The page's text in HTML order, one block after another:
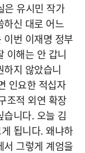
유시민 작가
하신 대로 어느
이번 이재명 정부
이해는 안 갑니
지 않았습니
인요한 적십자
조적 외연 확장
니다. 오늘 김
됩니다. 왜냐하
서 그렇게 계엄을